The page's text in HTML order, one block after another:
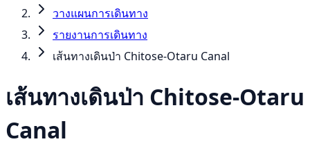
วางแผนการเดินทาง
รายงานการเดินทาง
เส้นทางเดินป่า Chitose-Otaru Canal
เส้นทางเดินป่า Chitose-Otaru
Canal